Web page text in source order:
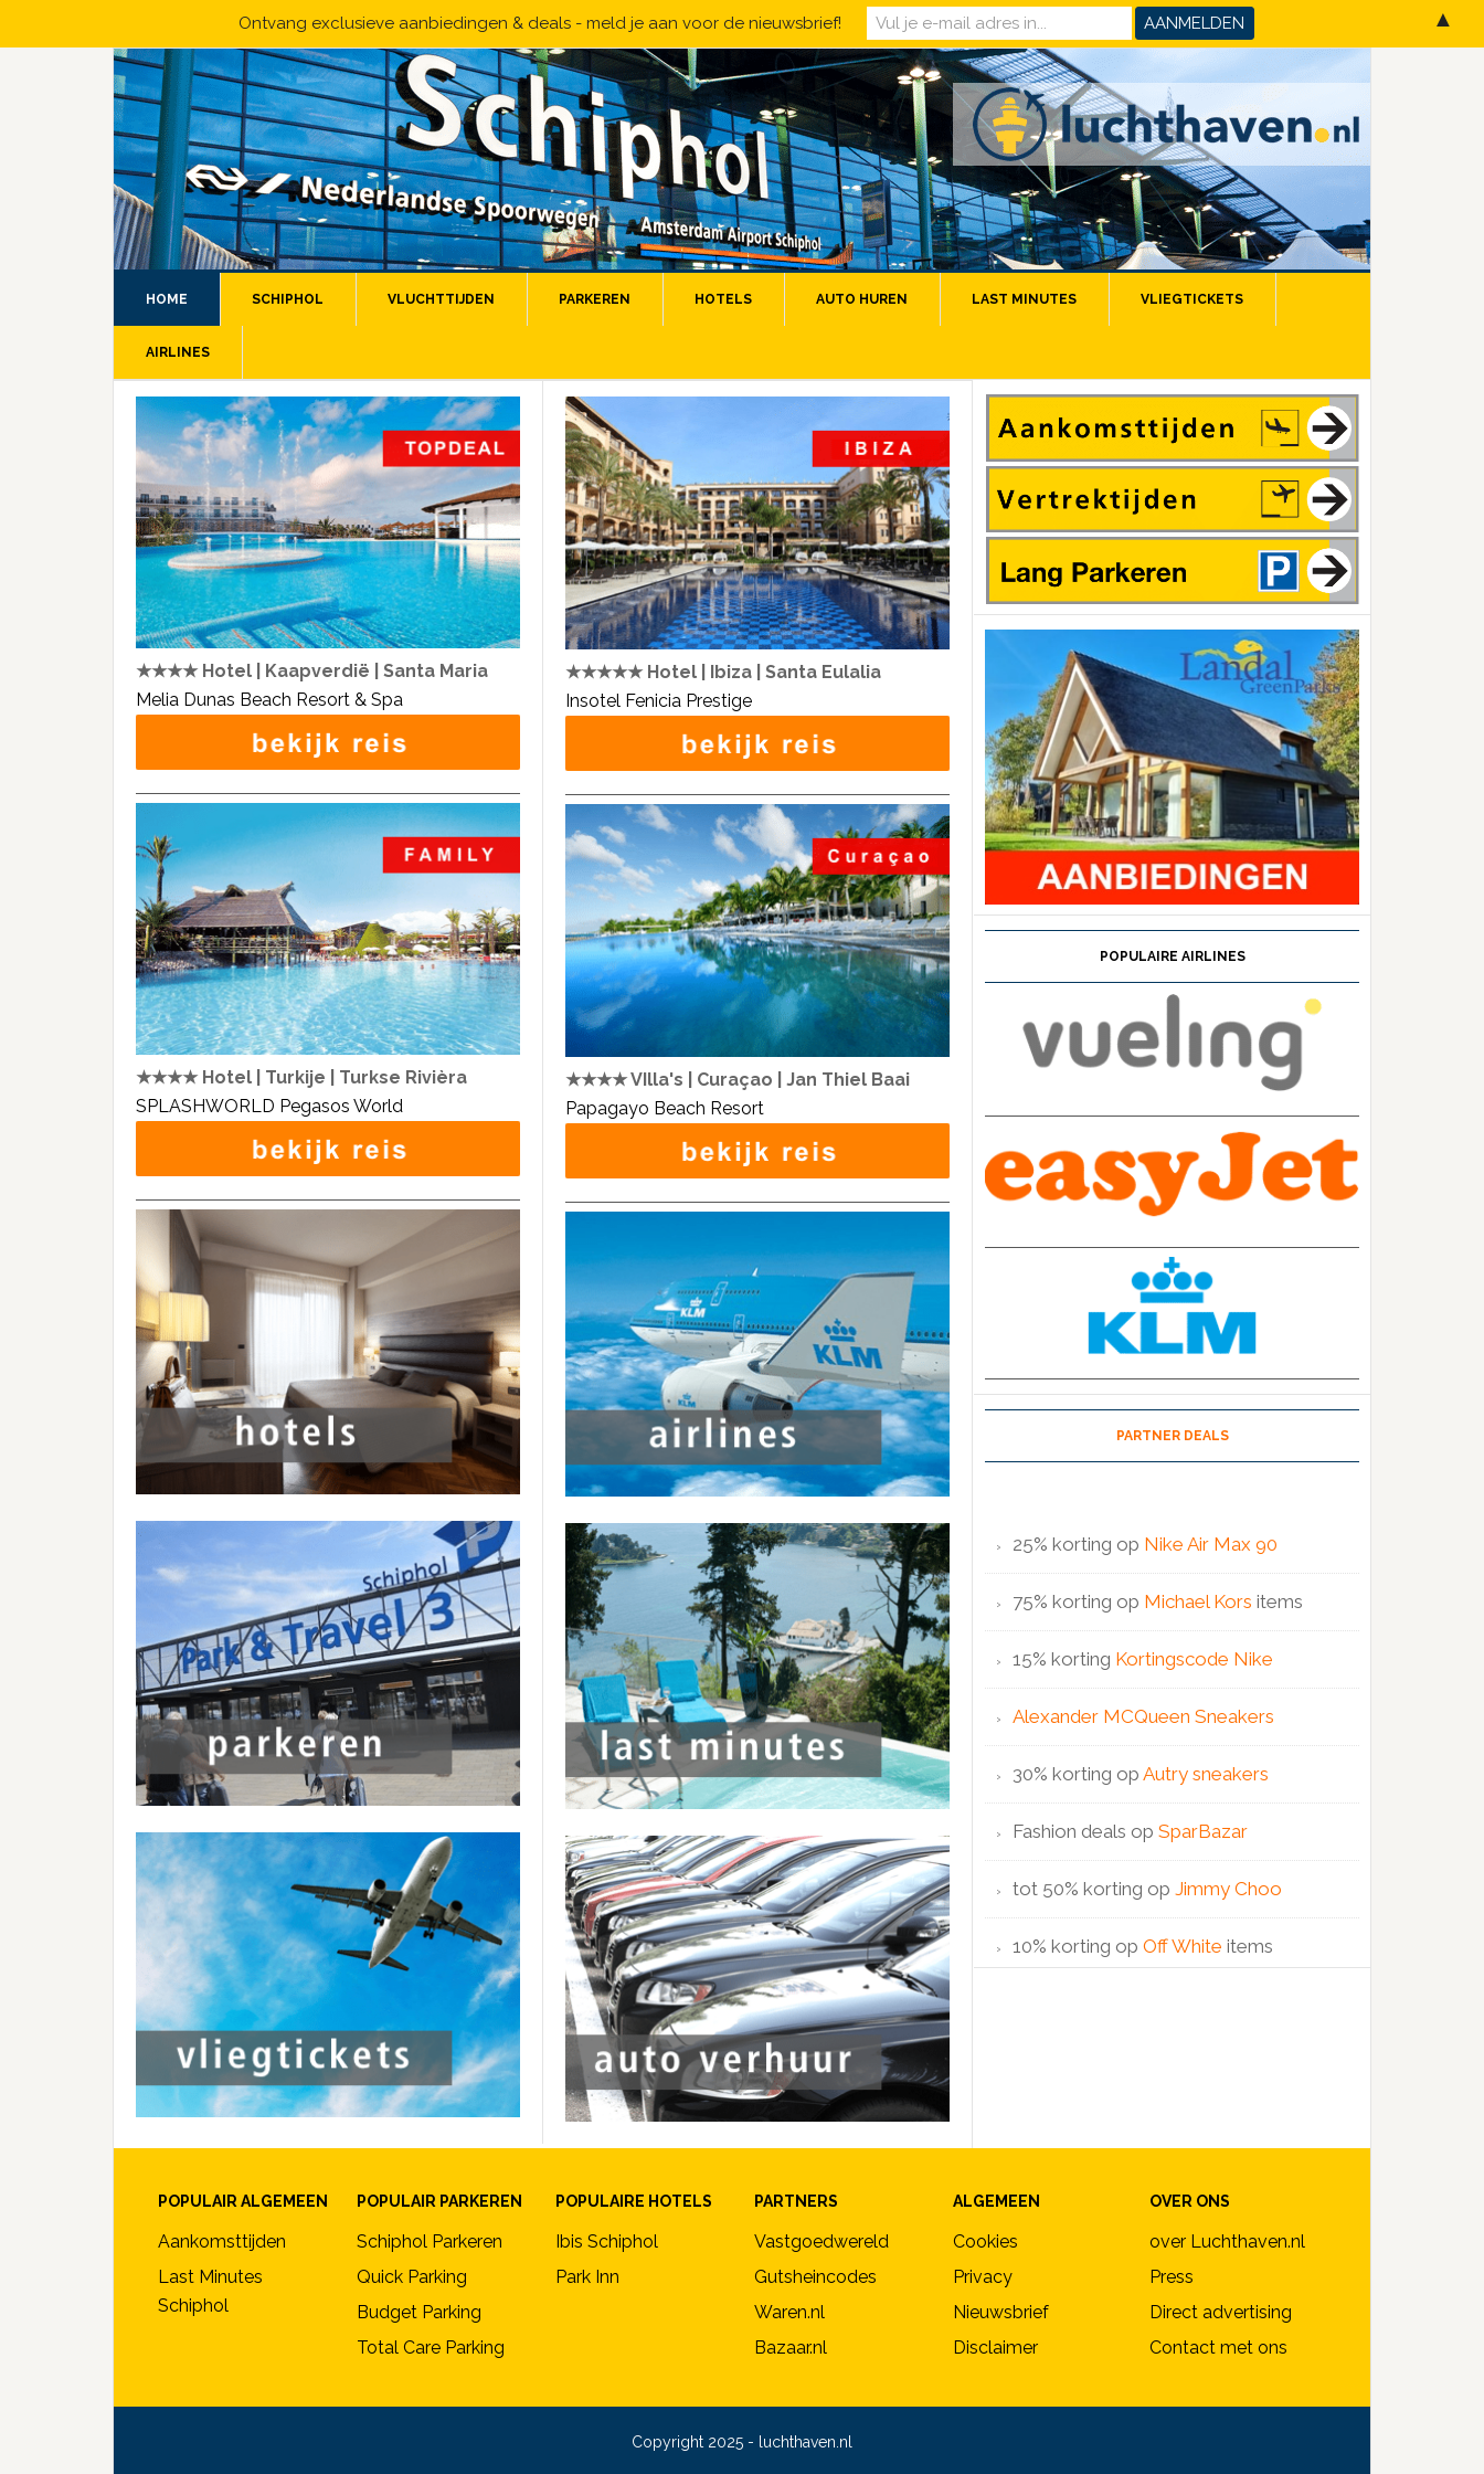
HOME SCHIPHOL VLUCHTTIJDEN PARKEREN HOTELS AUTO HUREN LAST MINUTES VLIEGTICKETS
AIRLINES
★★★★ Hotel | Kaapverdië | Santa Maria
Melia Dunas Beach Resort & Spa
★★★★ Hotel | Turkije | Turkse Rivièra
SPLASHWORLD Pegasos World
★★★★★ Hotel | Ibiza | Santa Eulalia
Insotel Fenicia Prestige
★★★★ VIlla's | Curaçao | Jan Thiel Baai
Papagayo Beach Resort
POPULAIRE AIRLINES
PARTNER DEALS
25% korting op Nike Air Max 90
75% korting op Michael Kors items
15% korting Kortingscode Nike
Alexander MCQueen Sneakers
30% korting op Autry sneakers
Fashion deals op SparBazar
tot 50% korting op Jimmy Choo
10% korting op Off White items
POPULAIR ALGEMEEN
Aankomsttijden
Last Minutes
Schiphol
POPULAIR PARKEREN
Schiphol Parkeren
Quick Parking
Budget Parking
Total Care Parking
POPULAIRE HOTELS
Ibis Schiphol
Park Inn
PARTNERS
Vastgoedwereld
Gutsheincodes
Waren.nl
Bazaar.nl
ALGEMEEN
Cookies
Privacy
Nieuwsbrief
Disclaimer
OVER ONS
over Luchthaven.nl
Press
Direct advertising
Contact met ons
Copyright 2025 - luchthaven.nl
Ontvang exclusieve aanbiedingen & deals - meld je aan voor de nieuwsbrief! ▲